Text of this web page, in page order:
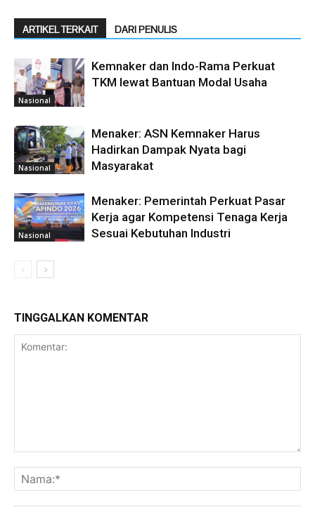
ARTIKEL TERKAIT DARI PENULIS
Nasional
Kemnaker dan Indo-Rama Perkuat
TKM lewat Bantuan Modal Usaha
Nasional
Menaker: ASN Kemnaker Harus
Hadirkan Dampak Nyata bagi
Masyarakat
Nasional
Menaker: Pemerintah Perkuat Pasar
Kerja agar Kompetensi Tenaga Kerja
Sesuai Kebutuhan Industri
TINGGALKAN KOMENTAR